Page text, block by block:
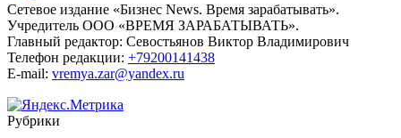
Сетевое издание «Бизнес News. Время зарабатывать».
Учредитель ООО «ВРЕМЯ ЗАРАБАТЫВАТЬ».
Главный редактор: Севостьянов Виктор Владимирович
Телефон редакции: +79200141438
E-mail: vremya.zar@yandex.ru
Рубрики